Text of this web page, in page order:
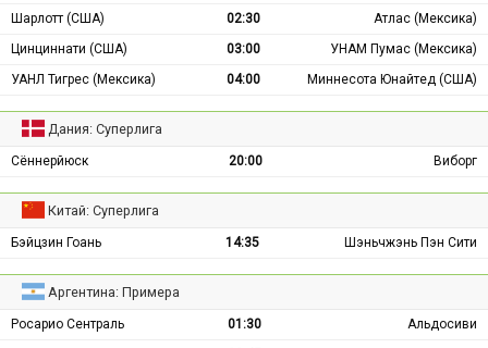
Шарлотт (США)
02:30
Атлас (Мексика)
Цинциннати (США)
03:00
УНАМ Пумас (Мексика)
УАНЛ Тигрес (Мексика)
04:00 Миннесота Юнайтед (США)
Дания: Суперлига
Сённерйюск 20:00 Виборг
Китай: Суперлига
Бэйцзин Гоань 14:35 Шэньчжэнь Пэн Сити
Аргентина: Примера
Росарио Сентраль 01:30
Альдосиви